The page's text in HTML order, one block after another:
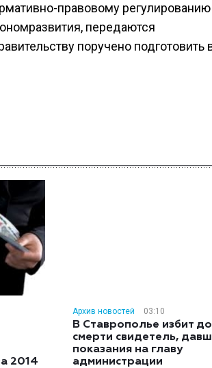
правовому
передаются
поручено подготовить
2014
Архив новостей 03:10
В Ставрополье избит до
смерти свидетель,
показания на главу
администрации